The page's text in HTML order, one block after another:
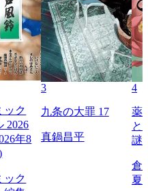
ック
2026
年8
ック
3
九条の大罪 17
真鍋昌平
4
薬
と
謎
倉
夏